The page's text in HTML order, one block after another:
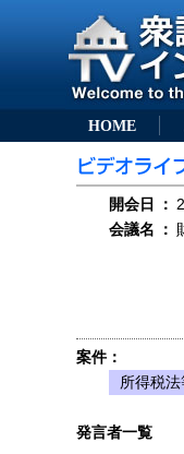
HOME
開会日 ：
会議名
：
案件：
所得税
発言者一覧